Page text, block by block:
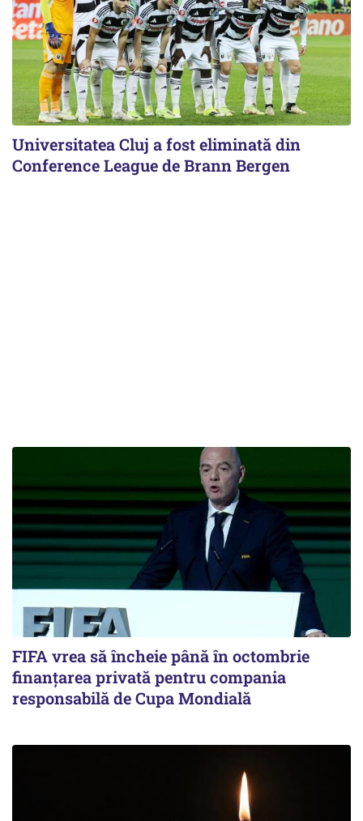
Universitatea Cluj a fost eliminată din
Conference League de Brann Bergen
FIFA vrea să încheie până în octombrie
finanțarea privată pentru compania
responsabilă de Cupa Mondială